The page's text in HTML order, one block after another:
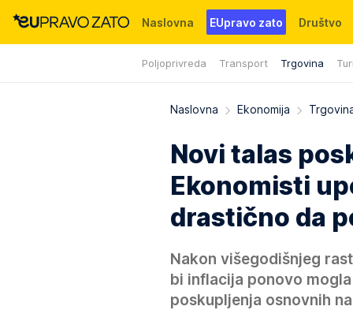
Naslovna EUpravo zato Društvo
Poljoprivreda Transport Trgovina
Događaji News WMG fondacija
Naslovna Ekonomija
Novi talas
Ekonomisti
drastično da
Nakon višegodišnjeg
bi inflacija ponovo
poskupljenja osnovnih